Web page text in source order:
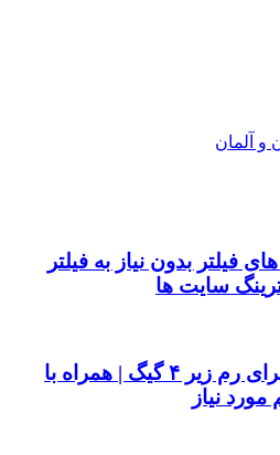
و آلمان
فیلتر بدون نیاز به فیلتر
سایت ها
۱۰ بازی پیشنهادی برای رم زیر ۴ گیگ | همراه با
نیاز